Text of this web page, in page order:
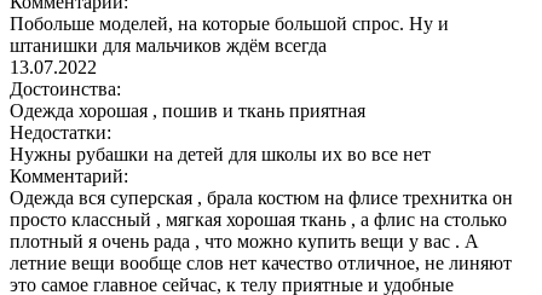
Побольше моделей, на которые большой спрос. Ну и
штанишки для мальчиков ждём всегда
13.07.2022
Достоинства:
Одежда хорошая , пошив и ткань приятная
Недостатки:
Нужны рубашки на детей для школы их во все нет
Комментарий:
Одежда вся суперская , брала костюм на флисе трехнитка он
просто классный , мягкая хорошая ткань , а флис на столько
плотный я очень рада , что можно купить вещи у вас . А
летние вещи вообще слов нет качество отличное, не линяют
это самое главное сейчас, к телу приятные и удобные